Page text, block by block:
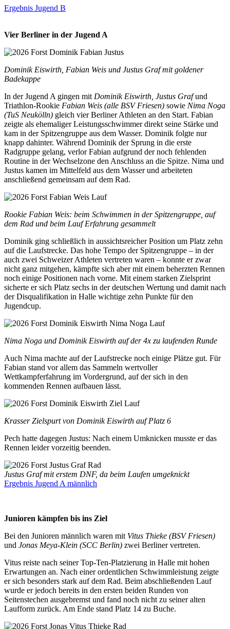
Ergebnis Jugend B
Vier Berliner in der Jugend A
Dominik Eiswirth, Fabian Weis und Justus Graf mit goldener
Badekappe
In der Jugend A gingen mit Dominik Eiswirth, Justus Grafund
Triathlon-Rookie Fabian Weis (alle BSV Friesen) sowie Nima Noga
(TuS Neukölln) gleich vier Berliner Athleten an den Start. Fabian
zeigte als ehemaliger Leistungsschwimmer direkt seine Stärke und
kam in der Spitzengruppe aus dem Wasser. Dominik folgte nur
knapp dahinter. Während Dominik der Sprung in die erste
Radgruppe gelang, verlor Fabian aufgrund der noch fehlenden
Routine in der Wechselzone den Anschluss an die Spitze. Nima und
Justus kamen im Mittelfeld aus dem Wasser und arbeiteten
anschließend gemeinsam auf dem Rad.
Rookie Fabian Weis: beim Schwimmen in der Spitzengruppe, auf
dem Rad und beim Lauf Erfahrung gesammelt
Dominik ging schließlich in aussichtsreicher Position um Platz zehn
auf die Laufstrecke. Das hohe Tempo der Spitzengruppe – in der
auch zwei Schweizer Athleten vertreten waren – konnte er zwar
nicht ganz mitgehen, kämpfte sich aber mit einem beherzten Rennen
noch einige Positionen nach vorne. Mit einem starken Zielsprint
sicherte er sich Platz sechs in der deutschen Wertung und damit nach
der Disqualifikation in Halle wichtige zehn Punkte für den
Jugendcup.
Nima Noga und Dominik Eiswirth auf der 4x zu laufenden Runde
Auch Nima machte auf der Laufstrecke noch einige Plätze gut. Für
Fabian stand vor allem das Sammeln wertvoller
Wettkampferfahrung im Vordergrund, auf der sich in den
kommenden Rennen aufbauen lässt.
Krasser Zielspurt von Dominik Eiswirth auf Platz 6
Pech hatte dagegen Justus: Nach einem Umknicken musste er das
Rennen leider vorzeitig beenden.
Justus Graf mit erstem DNF, da beim Laufen umgeknickt
Ergebnis Jugend A männlich
Junioren kämpfen bis ins Ziel
Bei den Junioren männlich waren mit Vitus Thieke (BSV Friesen)
und Jonas Meya-Klein (SCC Berlin) zwei Berliner vertreten.
Vitus reiste nach seiner Top-Ten-Platzierung in Halle mit hohen
Erwartungen an. Nach einer ordentlichen Schwimmleistung zeigte
er sich besonders stark auf dem Rad. Beim abschließenden Lauf
wurde er jedoch bereits in den ersten beiden Runden von
Seitenstechen ausgebremst und fand noch nicht zu seiner alten
Laufform zurück. Am Ende stand Platz 14 zu Buche.